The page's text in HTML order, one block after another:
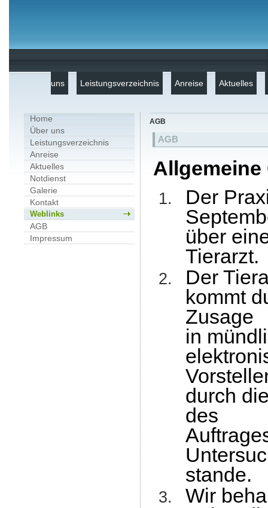
uns Leistungsverzeichnis Anreise Aktuelles
Home
Über uns
Leistungsverzeichnis
Anreise
Aktuelles
Notdienst
Galerie
Kontakt
Weblinks
AGB
Impressum
AGB
AGB
Der
über
Tierarzt.
Der
kommt
Zusage
in
durch
des
stande.
Wir